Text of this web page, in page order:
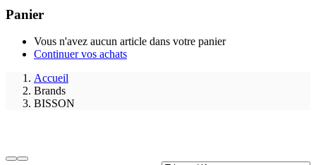
Panier
Vous n'avez aucun article dans votre panier
Continuer vos achats
Accueil
Brands
BISSON